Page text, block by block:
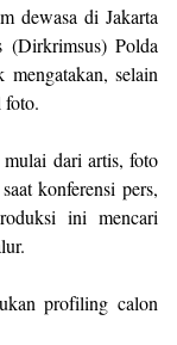
dewasa di Jakarta
(Dirkrimsus) Polda
selain
foto.
dari artis, foto
konferensi pers,
ini mencari
profiling calon